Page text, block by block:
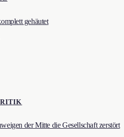
gehäutet
der Mitte die Gesellschaft zerstört